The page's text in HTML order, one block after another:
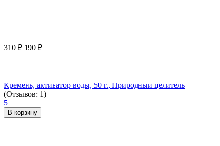
310 ₽ 190 ₽
Кремень, активатор воды, 50 г., Природный целитель
(Отзывов: 1)
5
В корзину